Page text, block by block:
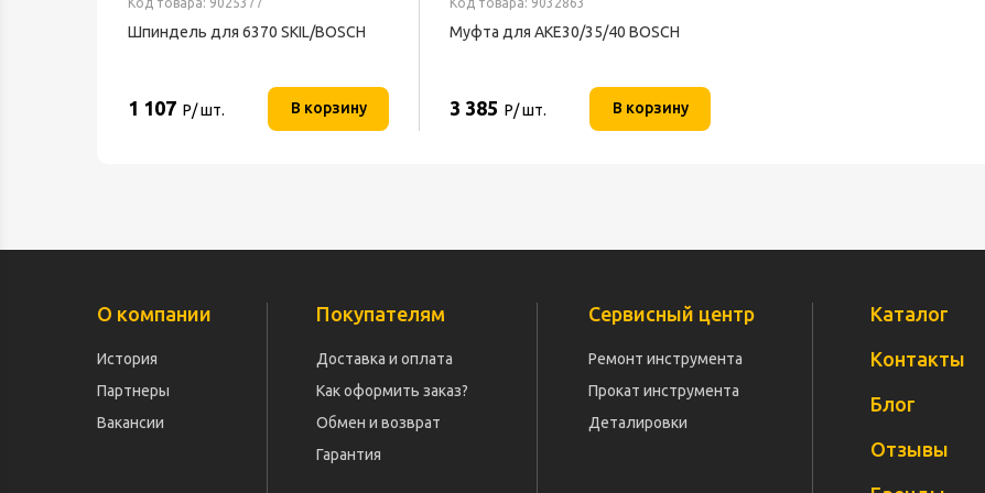
Шпиндель для 6370 SKIL/BOSCH
1 107 Р/ шт. В корзину
Муфта для AKE30/35/40 BOSCH
3 385 Р/ шт. В корзину
О компании
История
Партнеры
Вакансии
Покупателям
Доставка и оплата
Как оформить заказ?
Обмен и возврат
Гарантия
Сервисный центр
Ремонт инструмента
Прокат инструмента
Деталировки
Каталог
Контакты
Блог
Отзывы